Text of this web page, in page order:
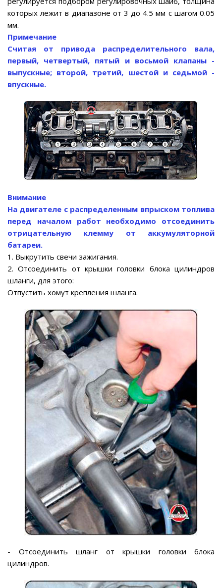
которых лежит в диапазоне от 3 до 4.5 мм с шагом 0.05
мм.
Примечание
Считая от привода распределительного вала,
первый, четвертый, пятый и восьмой клапаны -
выпускные; второй, третий, шестой и седьмой -
впускные.
Внимание
На двигателе с распределенным впрыском топлива
перед началом работ необходимо отсоединить
отрицательную клемму от аккумуляторной
батареи.
1. Выкрутить свечи зажигания.
2. Отсоединить от крышки головки блока цилиндров
шланги, для этого:
Отпустить хомут крепления шланга.
- Отсоединить шланг от крышки головки блока
цилиндров.